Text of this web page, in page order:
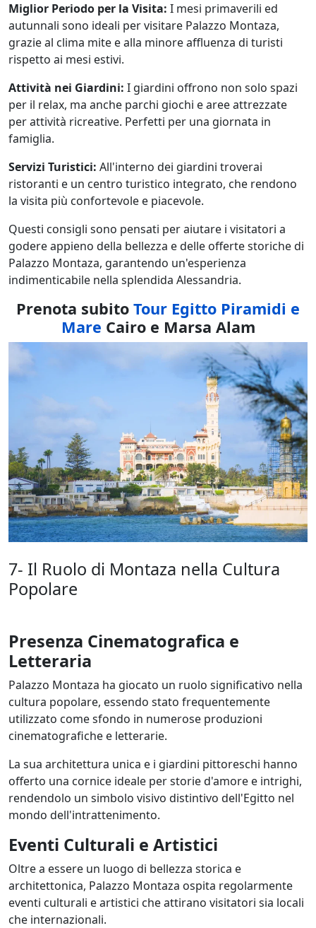
Miglior Periodo per la Visita: I mesi primaverili ed
autunnali sono ideali per visitare Palazzo Montaza,
grazie al clima mite e alla minore affluenza di turisti
rispetto ai mesi estivi.
Attività nei Giardini: I giardini offrono non solo spazi
per il relax, ma anche parchi giochi e aree attrezzate
per attività ricreative. Perfetti per una giornata in
famiglia.
Servizi Turistici: All'interno dei giardini troverai
ristoranti e un centro turistico integrato, che rendono
la visita più confortevole e piacevole.
Questi consigli sono pensati per aiutare i visitatori a
godere appieno della bellezza e delle offerte storiche di
Palazzo Montaza, garantendo un'esperienza
indimenticabile nella splendida Alessandria.
Prenota subito Tour Egitto Piramidi e
Mare Cairo e Marsa Alam
7- Il Ruolo di Montaza nella Cultura
Popolare
Presenza Cinematografica e
Letteraria
Palazzo Montaza ha giocato un ruolo significativo nella
cultura popolare, essendo stato frequentemente
utilizzato come sfondo in numerose produzioni
cinematografiche e letterarie.
La sua architettura unica e i giardini pittoreschi hanno
offerto una cornice ideale per storie d'amore e intrighi,
rendendolo un simbolo visivo distintivo dell'Egitto nel
mondo dell'intrattenimento.
Eventi Culturali e Artistici
Oltre a essere un luogo di bellezza storica e
architettonica, Palazzo Montaza ospita regolarmente
eventi culturali e artistici che attirano visitatori sia locali
che internazionali.